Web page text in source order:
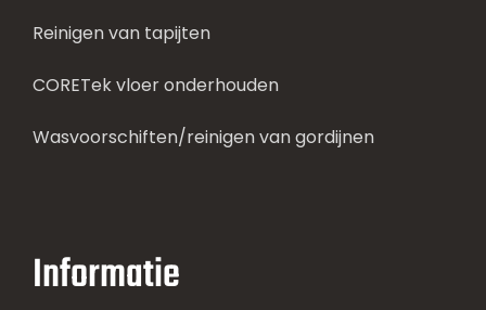
Reinigen van tapijten
CORETek vloer onderhouden
Wasvoorschiften/reinigen van gordijnen
Informatie